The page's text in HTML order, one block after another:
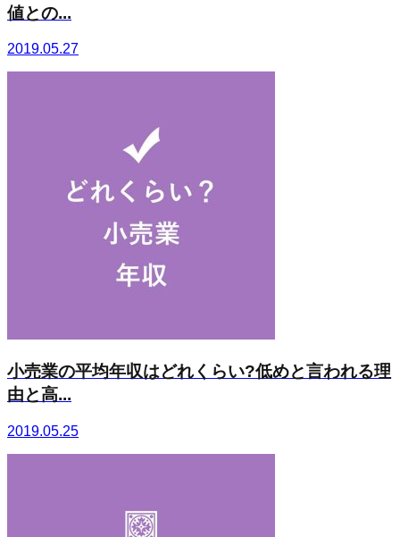
値との...
2019.05.27
小売業の平均年収はどれくらい?低めと言われる理
由と高...
2019.05.25